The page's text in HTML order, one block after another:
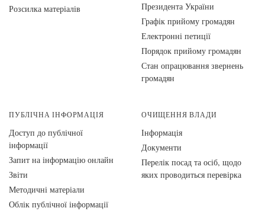
Розсилка матеріалів
Президента України
Графік прийому громадян
Електронні петиції
Порядок прийому громадян
Стан опрацювання звернень
громадян
ПУБЛІЧНА ІНФОРМАЦІЯ
Доступ до публічної
інформації
Запит на інформацію онлайн
Звіти
Методичні матеріали
Облік публічної інформації
ОЧИЩЕННЯ ВЛАДИ
Інформація
Документи
Перелік посад та осіб, щодо
яких проводиться перевірка